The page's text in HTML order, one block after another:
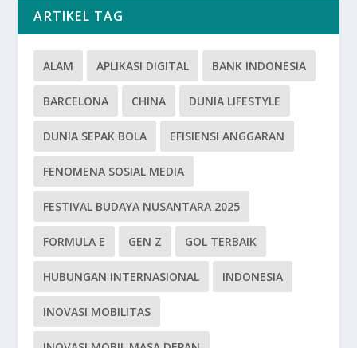
ARTIKEL TAG
ALAM APLIKASI DIGITAL BANK INDONESIA
BARCELONA CHINA DUNIA LIFESTYLE
DUNIA SEPAK BOLA EFISIENSI ANGGARAN
FENOMENA SOSIAL MEDIA
FESTIVAL BUDAYA NUSANTARA 2025
FORMULA E GEN Z GOL TERBAIK
HUBUNGAN INTERNASIONAL INDONESIA
INOVASI MOBILITAS